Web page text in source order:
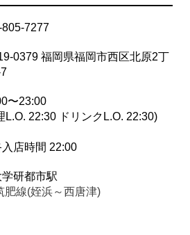
7277
0379 福岡県福岡市西区北原2丁
7
〜23:00
L.O. 22:30 ドリンクL.O. 22:30)
店時間 22:00
学研都市駅
肥線(姪浜～西唐津)